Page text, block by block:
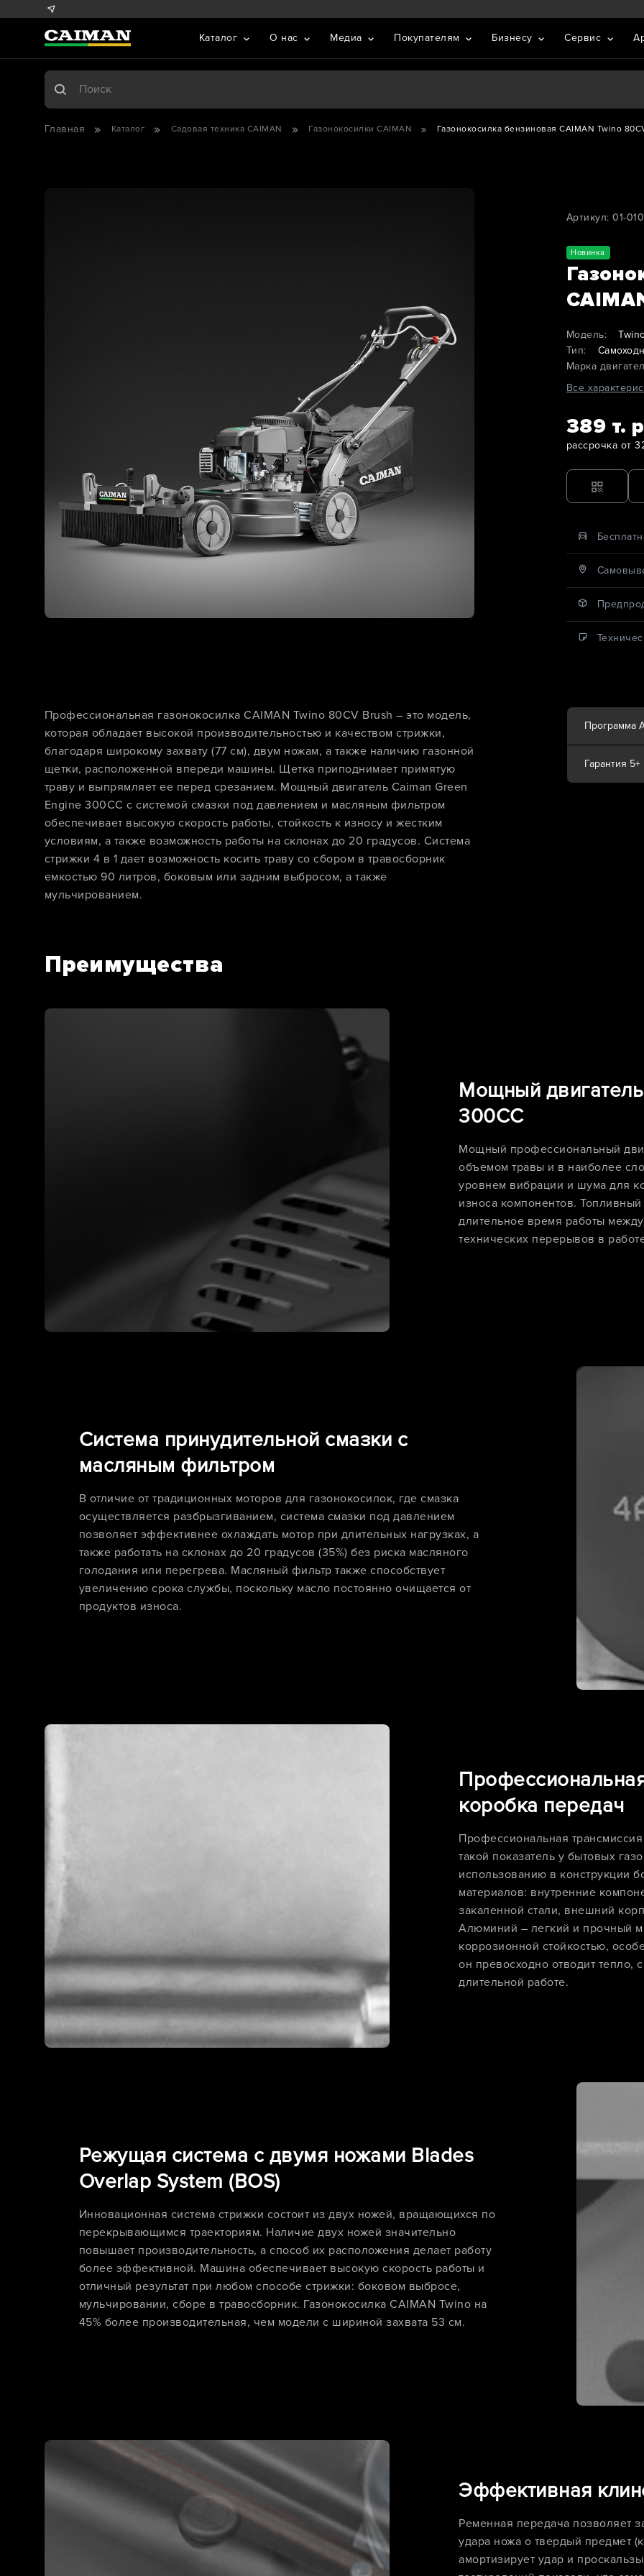
Каталог О нас Медиа Покупателям Бизнесу Сервис
Главная Каталог Садовая техника CAIMAN Газонокосилки CAIMAN Газонокосилка бензиновая CAIMAN Twino
Артикул: 01-
Новинка
Модель:
Тип:
Марка
Все
389 т.
рассрочка от
Профессиональная газонокосилка CAIMAN Twino 80CV Brush – это модель,
которая обладает высокой производительностью и качеством стрижки,
благодаря широкому захвату (77 см), двум ножам, а также наличию газонной
щетки, расположенной впереди машины. Щетка приподнимает примятую
траву и выпрямляет ее перед срезанием. Мощный двигатель Caiman Green
Engine 300CC с системой смазки под давлением и масляным фильтром
обеспечивает высокую скорость работы, стойкость к износу и жестким
условиям, а также возможность работы на склонах до 20 градусов. Система
стрижки 4 в 1 дает возможность косить траву со сбором в травосборник
емкостью 90 литров, боковым или задним выбросом, а также
мульчированием.
Программа
Гарантия 5+
Преимущества
Мощный
300CC
Мощный профессиональный
объемом травы и в наиболее
уровнем вибрации и шума для
износа компонентов.
длительное время работы
технических перерывов в
Система принудительной смазки с
масляным фильтром
В отличие от традиционных моторов для газонокосилок, где смазка
осуществляется разбрызгиванием, система смазки под давлением
позволяет эффективнее охлаждать мотор при длительных нагрузках, а
также работать на склонах до 20 градусов (35%) без риска масляного
голодания или перегрева. Масляный фильтр также способствует
увеличению срока службы, поскольку масло постоянно очищается от
продуктов износа.
коробка передач
Профессиональная
такой показатель у бытовых
использованию в конструкции
материалов: внутренние
закаленной стали, внешний
Алюминий – легкий и прочный
коррозионной стойкостью,
он превосходно отводит тепло,
длительной работе.
Режущая система с двумя ножами Blades
Overlap System (BOS)
Инновационная система стрижки состоит из двух ножей, вращающихся по
перекрывающимся траекториям. Наличие двух ножей значительно
повышает производительность, а способ их расположения делает работу
более эффективной. Машина обеспечивает высокую скорость работы и
отличный результат при любом способе стрижки: боковом выбросе,
мульчировании, сборе в травосборник. Газонокосилка CAIMAN Twino на
45% более производительная, чем модели с шириной захвата 53 см.
Эффективная
Ременная передача позволяет
удара ножа о твердый предмет
амортизирует удар и